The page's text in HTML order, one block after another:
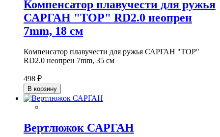
Компенсатор плавучести для ружья
САРГАН "ТОР" RD2.0 неопрен
7mm, 18 см
Компенсатор плавучести для ружья САРГАН "ТОР"
RD2.0 неопрен 7mm, 35 см
498 ₽
В корзину
Вертлюжок САРГАН